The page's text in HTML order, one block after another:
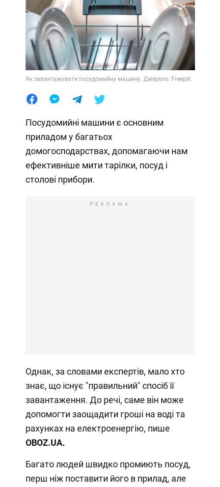
Як завантажувати посудомийну машину. Джерело: Freepik
Посудомийні машини є основним
приладом у багатьох
домогосподарствах, допомагаючи нам
ефективніше мити тарілки, посуд і
столові прибори.
РЕКЛАМА
Однак, за словами експертів, мало хто
знає, що існує "правильний" спосіб її
завантаження. До речі, саме він може
допомогти заощадити гроші на воді та
рахунках на електроенергію, пише
OBOZ.UA.
Багато людей швидко промиють посуд,
перш ніж поставити його в прилад, але